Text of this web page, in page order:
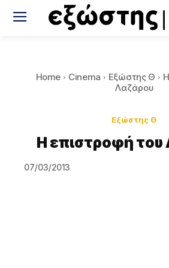
Home Cinema Εξώστης Θ
Λαζάρου
Εξώστης Θ
Η επιστροφή του
07/03/2013